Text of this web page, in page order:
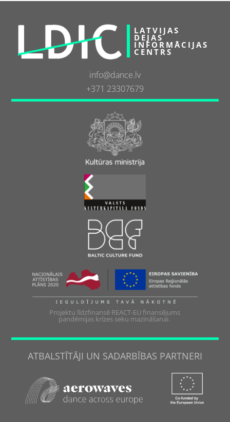
LATVIJAS
DEJAS
INFORMĀCIJAS
CENTRS
info@dance.lv
+371 23307679
Projektu līdzfinansē REACT-EU finansējums
pandēmijas krīzes seku mazināšanai.
ATBALSTĪTĀJI UN SADARBĪBAS PARTNERI